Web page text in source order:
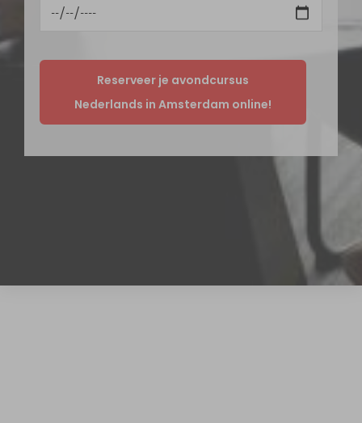
Reserveer je avondcursus
Nederlands in Amsterdam online!